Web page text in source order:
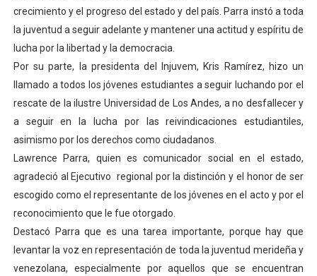
crecimiento y el progreso del estado y del país. Parra instó a toda
la juventud a seguir adelante y mantener una actitud y espíritu de
lucha por la libertad y la democracia.
Por su parte, la presidenta del Injuvem, Kris Ramírez, hizo un
llamado a todos los jóvenes estudiantes a seguir luchando por el
rescate de la ilustre Universidad de Los Andes, a no desfallecer y
a seguir en la lucha por las reivindicaciones estudiantiles,
asimismo por los derechos como ciudadanos.
Lawrence Parra, quien es comunicador social en el estado,
agradeció al Ejecutivo regional por la distinción y el honor de ser
escogido como el representante de los jóvenes en el acto y por el
reconocimiento que le fue otorgado.
Destacó Parra que es una tarea importante, porque hay que
levantar la voz en representación de toda la juventud merideña y
venezolana, especialmente por aquellos que se encuentran